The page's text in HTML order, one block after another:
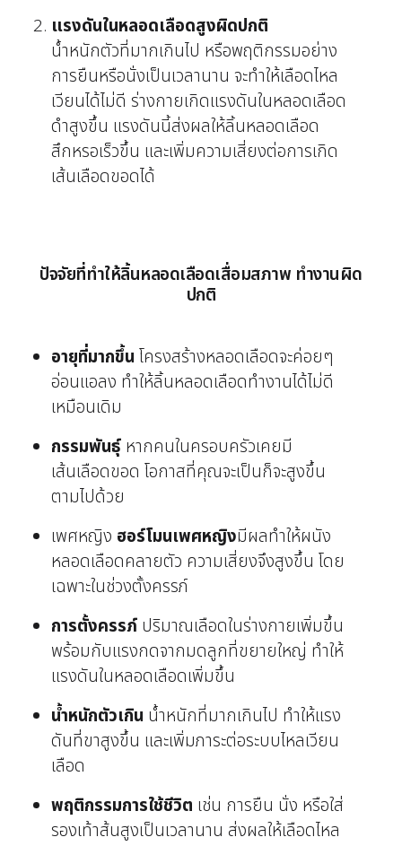
แรงดันในหลอดเลือดสูงผิดปกติ
น้ำหนักตัวที่มากเกินไป หรือพฤติกรรมอย่าง
การยืนหรือนั่งเป็นเวลานาน จะทำให้เลือดไหล
เวียนได้ไม่ดี ร่างกายเกิดแรงดันในหลอดเลือด
ดำสูงขึ้น แรงดันนี้ส่งผลให้ลิ้นหลอดเลือด
สึกหรอเร็วขึ้น และเพิ่มความเสี่ยงต่อการเกิด
เส้นเลือดขอดได้
ปัจจัยที่ทำให้ลิ้นหลอดเลือดเสื่อมสภาพ ทำงานผิด
ปกติ
อายุที่มากขึ้น โครงสร้างหลอดเลือดจะค่อยๆ
อ่อนแอลง ทำให้ลิ้นหลอดเลือดทำงานได้ไม่ดี
เหมือนเดิม
กรรมพันธุ์หากคนในครอบครัวเคยมี
เส้นเลือดขอด โอกาสที่คุณจะเป็นก็จะสูงขึ้น
ตามไปด้วย
เพศหญิง ฮอร์โมนเพศหญิงมีผลทำให้ผนัง
หลอดเลือดคลายตัว ความเสี่ยงจึงสูงขึ้น โดย
เฉพาะในช่วงตั้งครรภ์
การตั้งครรภ์ปริมาณเลือดในร่างกายเพิ่มขึ้น
พร้อมกับแรงกดจากมดลูกที่ขยายใหญ่ ทำให้
แรงดันในหลอดเลือดเพิ่มขึ้น
น้ำหนักตัวเกิน น้ำหนักที่มากเกินไป ทำให้แรง
ดันที่ขาสูงขึ้น และเพิ่มภาระต่อระบบไหลเวียน
เลือด
พฤติกรรมการใช้ชีวิต เช่น การยืน นั่ง หรือใส่
รองเท้าส้นสูงเป็นเวลานาน ส่งผลให้เลือดไหล